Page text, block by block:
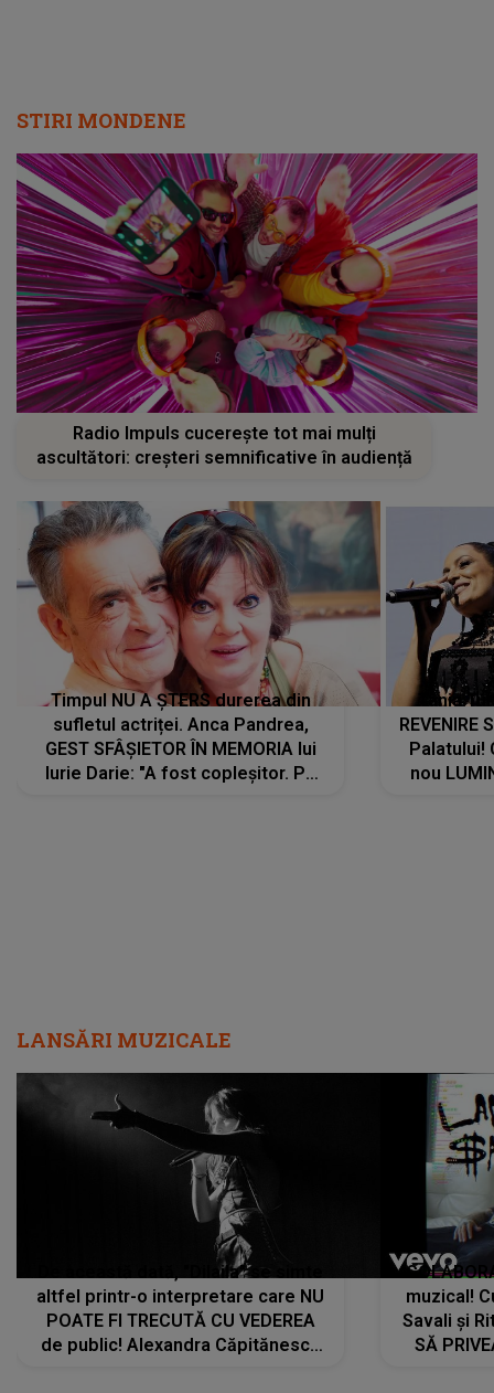
STIRI MONDENE
Radio Impuls cucerește tot mai mulți
ascultători: creșteri semnificative în audiență
Timpul NU A ȘTERS durerea din
sufletul actriței. Anca Pandrea,
GEST SFÂȘIETOR ÎN MEMORIA lui
Iurie Darie: "A fost copleșitor. Pe
Tania
REVENIRE
Palatului!
nou
LANSĂRI MUZICALE
De această dată, "Dilaila" se simte
altfel printr-o interpretare care NU
POATE FI TRECUTĂ CU VEDEREA
de public! Alexandra Căpitănescu
muzical!
Savali și
SĂ